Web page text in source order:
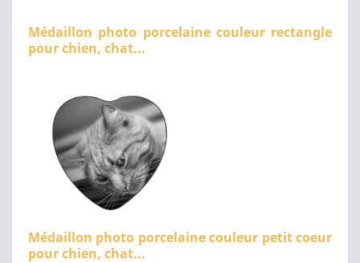
Médaillon photo porcelaine couleur rectangle
pour chien, chat...
Médaillon photo porcelaine couleur petit coeur
pour chien, chat...